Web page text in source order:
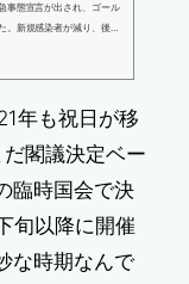
事態宣言が出され、ゴール
。新規感染者が減り、後ろ
年も祝日が移
閣議決定ベー
臨時国会で決
旬以降に開催
な時期なんで